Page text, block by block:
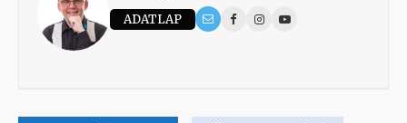
ADATLAP